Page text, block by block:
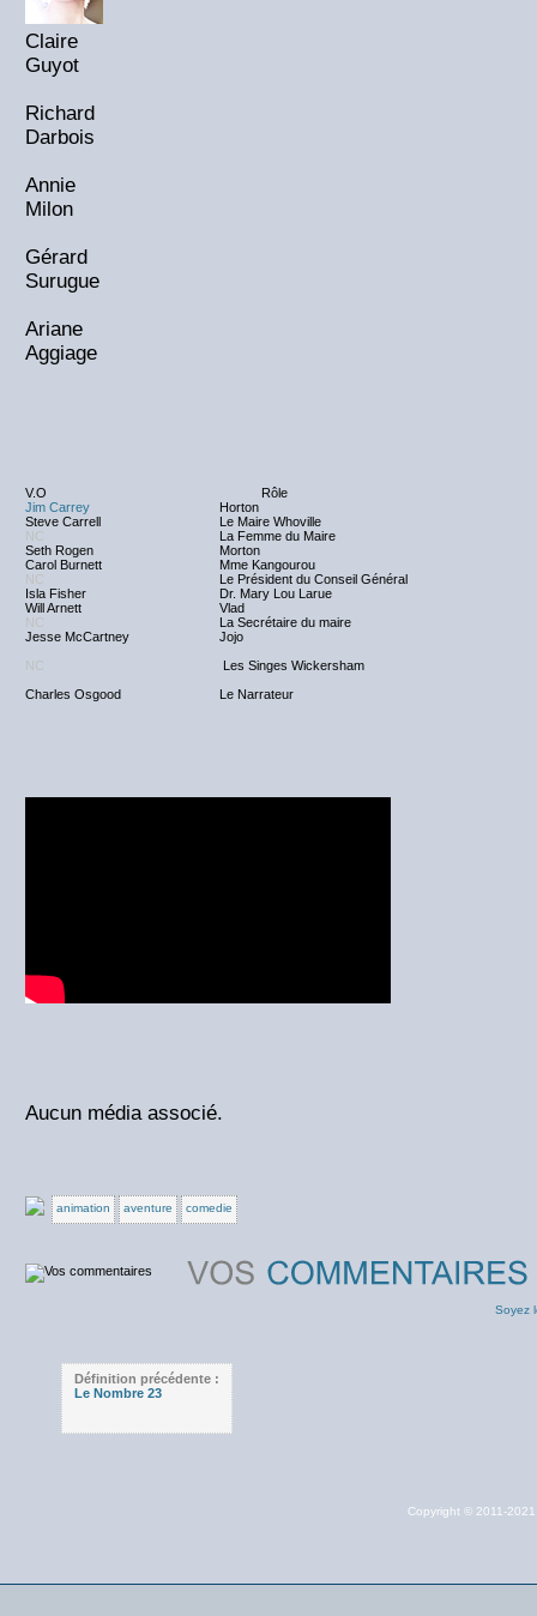
Claire
Guyot
Richard
Darbois
Annie
Milon
Gérard
Surugue
Ariane
Aggiage
V.O
Rôle
Jim Carrey
Horton
Steve Carrell
Le Maire Whoville
NC
La Femme du Maire
Seth Rogen
Morton
Carol Burnett
Mme Kangourou
NC
Le Président du Conseil Général
Isla Fisher
Dr. Mary Lou Larue
Will Arnett
Vlad
NC
La Secrétaire du maire
Jesse McCartney
Jojo
NC
Les Singes Wickersham
Charles Osgood
Le Narrateur
Aucun média associé.
animation aventure comedie
Soyez
Définition précédente :
Le Nombre 23
Copyright © 2011-